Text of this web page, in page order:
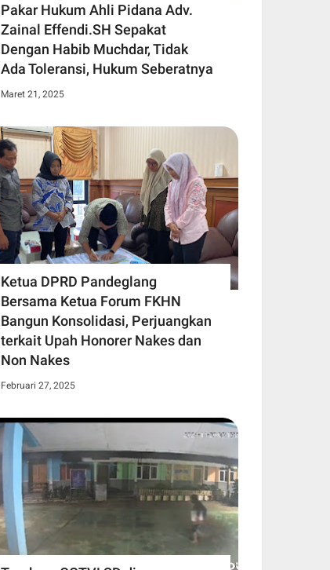
Pakar Hukum Ahli Pidana Adv.
Zainal Effendi.SH Sepakat
Dengan Habib Muchdar, Tidak
Ada Toleransi, Hukum Seberatnya
Maret 21, 2025
Ketua DPRD Pandeglang
Bersama Ketua Forum FKHN
Bangun Konsolidasi, Perjuangkan
terkait Upah Honorer Nakes dan
Non Nakes
Februari 27, 2025